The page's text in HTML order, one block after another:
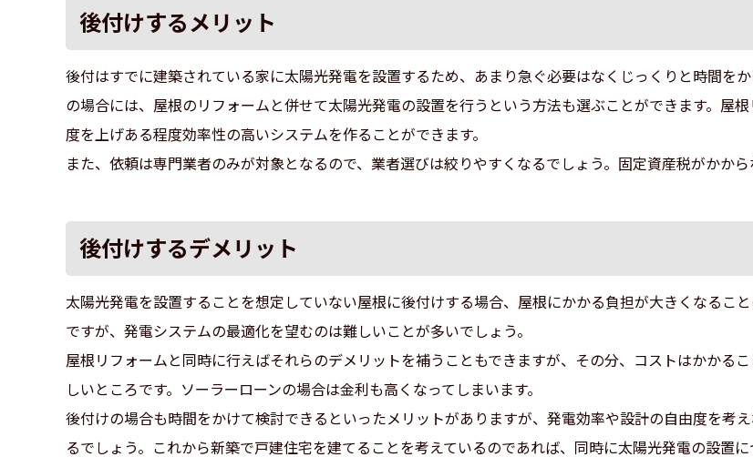
後付けするメリット
後付はすでに建築されている家に太陽光発電を設置するため、あまり急ぐ必要はなくじっくりと時間を
の場合には、屋根のリフォームと併せて太陽光発電の設置を行うという方法も選ぶことができます。屋
度を上げある程度効率性の高いシステムを作ることができます。
また、依頼は専門業者のみが対象となるので、業者選びは絞りやすくなるでしょう。固定資産税がかか
後付けするデメリット
太陽光発電を設置することを想定していない屋根に後付けする場合、屋根にかかる負担が大きくなるこ
ですが、発電システムの最適化を望むのは難しいことが多いでしょう。
屋根リフォームと同時に行えばそれらのデメリットを補うこともできますが、その分、コストはかかる
しいところです。ソーラーローンの場合は金利も高くなってしまいます。
後付けの場合も時間をかけて検討できるといったメリットがありますが、発電効率や設計の自由度を考
るでしょう。これから新築で戸建住宅を建てることを考えているのであれば、同時に太陽光発電の設置に